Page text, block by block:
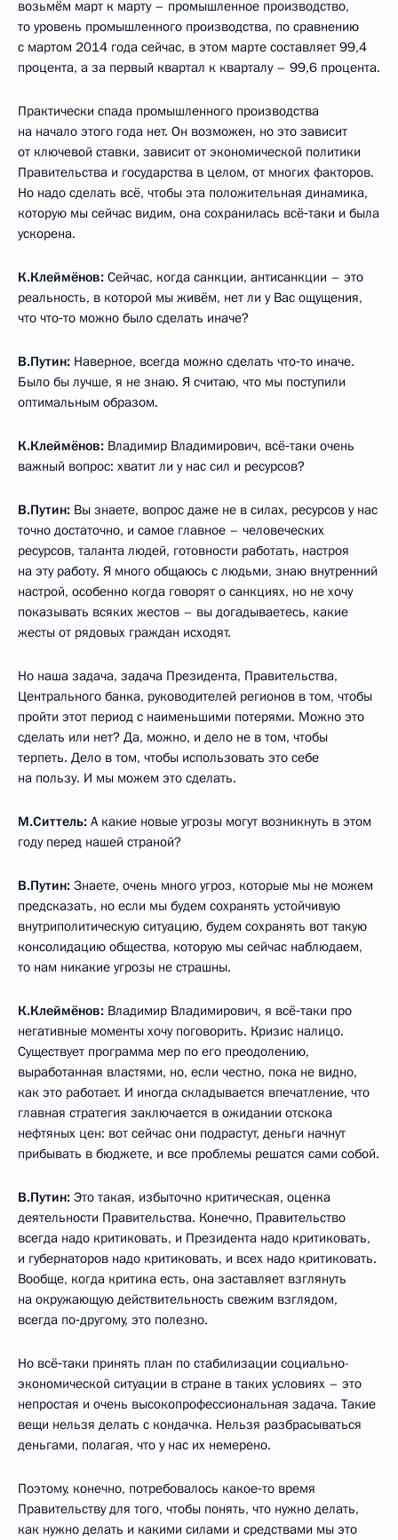
возьмём март к марту – промышленное производство,
то уровень промышленного производства, по сравнению
с мартом 2014 года сейчас, в этом марте составляет 99,4
процента, а за первый квартал к кварталу – 99,6 процента.
Практически спада промышленного производства
на начало этого года нет. Он возможен, но это зависит
от ключевой ставки, зависит от экономической политики
Правительства и государства в целом, от многих факторов.
Но надо сделать всё, чтобы эта положительная динамика,
которую мы сейчас видим, она сохранилась всё‑таки и была
ускорена.
К.Клеймёнов: Сейчас, когда санкции, антисанкции – это
реальность, в которой мы живём, нет ли у Вас ощущения,
что что‑то можно было сделать иначе?
В.Путин: Наверное, всегда можно сделать что‑то иначе.
Было бы лучше, я не знаю. Я считаю, что мы поступили
оптимальным образом.
К.Клеймёнов: Владимир Владимирович, всё‑таки очень
важный вопрос: хватит ли у нас сил и ресурсов?
В.Путин: Вы знаете, вопрос даже не в силах, ресурсов у нас
точно достаточно, и самое главное – человеческих
ресурсов, таланта людей, готовности работать, настроя
на эту работу. Я много общаюсь с людьми, знаю внутренний
настрой, особенно когда говорят о санкциях, но не хочу
показывать всяких жестов – вы догадываетесь, какие
жесты от рядовых граждан исходят.
Но наша задача, задача Президента, Правительства,
Центрального банка, руководителей регионов в том, чтобы
пройти этот период с наименьшими потерями. Можно это
сделать или нет? Да, можно, и дело не в том, чтобы
терпеть. Дело в том, чтобы использовать это себе
на пользу. И мы можем это сделать.
М.Ситтель: А какие новые угрозы могут возникнуть в этом
году перед нашей страной?
В.Путин: Знаете, очень много угроз, которые мы не можем
предсказать, но если мы будем сохранять устойчивую
внутриполитическую ситуацию, будем сохранять вот такую
консолидацию общества, которую мы сейчас наблюдаем,
то нам никакие угрозы не страшны.
К.Клеймёнов: Владимир Владимирович, я всё‑таки про
негативные моменты хочу поговорить. Кризис налицо.
Существует программа мер по его преодолению,
выработанная властями, но, если честно, пока не видно,
как это работает. И иногда складывается впечатление, что
главная стратегия заключается в ожидании отскока
нефтяных цен: вот сейчас они подрастут, деньги начнут
прибывать в бюджете, и все проблемы решатся сами собой.
В.Путин: Это такая, избыточно критическая, оценка
деятельности Правительства. Конечно, Правительство
всегда надо критиковать, и Президента надо критиковать,
и губернаторов надо критиковать, и всех надо критиковать.
Вообще, когда критика есть, она заставляет взглянуть
на окружающую действительность свежим взглядом,
всегда по‑другому, это полезно.
Но всё‑таки принять план по стабилизации социально-
экономической ситуации в стране в таких условиях – это
непростая и очень высокопрофессиональная задача. Такие
вещи нельзя делать с кондачка. Нельзя разбрасываться
деньгами, полагая, что у нас их немерено.
Поэтому, конечно, потребовалось какое‑то время
Правительству для того, чтобы понять, что нужно делать,
как нужно делать и какими силами и средствами мы это